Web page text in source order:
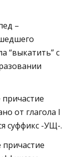
–
“выкатить” с
от глагола I
суффикс -УЩ-.